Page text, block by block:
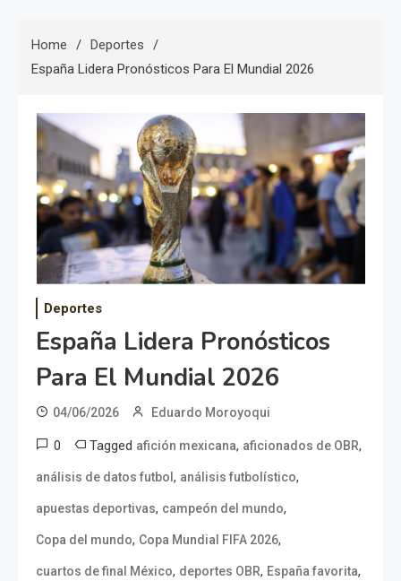
Home
Deportes
España Lidera Pronósticos Para El Mundial 2026
Deportes
España Lidera Pronósticos
Para El Mundial 2026
04/06/2026 Eduardo Moroyoqui
0 Tagged afición mexicana, aficionados de OBR,
análisis de datos futbol , análisis futbolístico,
apuestas deportivas, campeón del mundo,
Copa del mundo, Copa Mundial FIFA 2026,
cuartos de final México, deportes OBR, España favorita,